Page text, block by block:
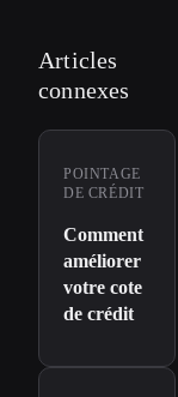
Articles
connexes
POINTAGE
DE CRÉDIT
Comment
améliorer
votre cote
de crédit